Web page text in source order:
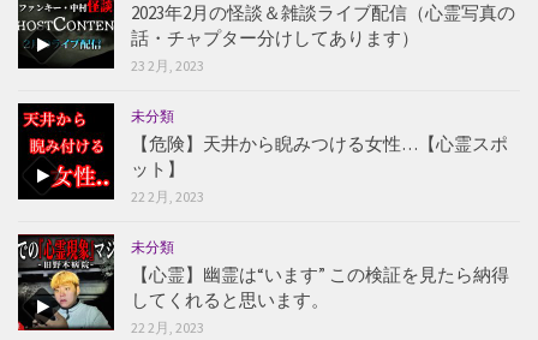
2023年2月の怪談＆雑談ライブ配信（心霊写真の
話・チャプター分けしてあります）
23 2月, 2023
未分類
【危険】天井から睨みつける女性…【心霊スポ
ット】
22 2月, 2023
未分類
【心霊】幽霊は“います” この検証を見たら納得
してくれると思います。
22 2月, 2023